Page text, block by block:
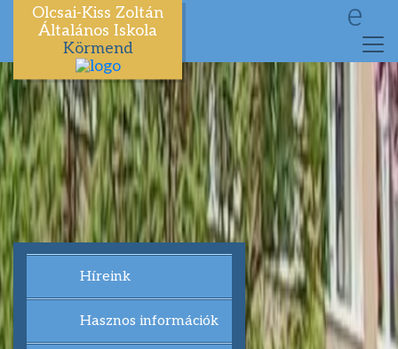
Olcsai-Kiss Zoltán
Általános Iskola
Körmend
e
Híreink
Hasznos információk